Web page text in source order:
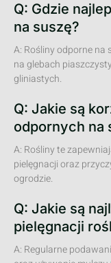
Q: Gdzie
na suszę?
A: Rośliny odporne na
na glebach
gliniastych.
Q: Jakie są
odpornych na
A: Rośliny te
pielęgnacji oraz
ogrodzie.
Q: Jakie są
pielęgnacji
A: Regularne